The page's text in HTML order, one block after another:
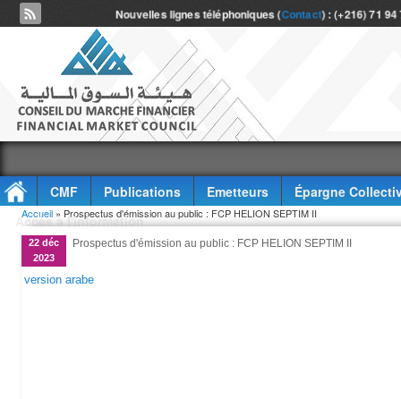
Nouvelles lignes téléphoniques (Contact) : (+216) 71
CMF Publications Emetteurs
Épargne
Accès à l'information
Vous êtes ici
Accueil » Prospectus d'émission au public : FCP HELION SEPTIM II
22 déc
2023
Prospectus d'émission au public : FCP HELION SEPTIM II
version arabe